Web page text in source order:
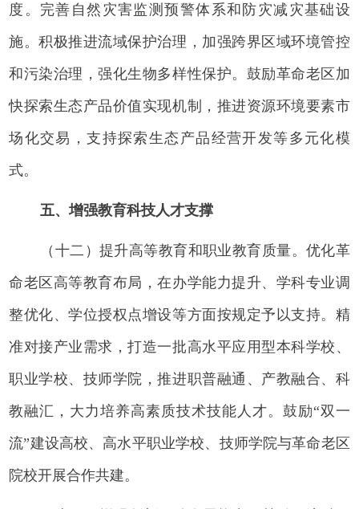
度。完善自然灾害监测预警体系和防灾减灾基础设
施。积极推进流域保护治理，加强跨界区域环境管控
和污染治理，强化生物多样性保护。鼓励革命老区加
快探索生态产品价值实现机制，推进资源环境要素市
场化交易，支持探索生态产品经营开发等多元化模
式。
五、增强教育科技人才支撑
（十二）提升高等教育和职业教育质量。优化革
命老区高等教育布局，在办学能力提升、学科专业调
整优化、学位授权点增设等方面按规定予以支持。精
准对接产业需求，打造一批高水平应用型本科学校、
职业学校、技师学院，推进职普融通、产教融合、科
教融汇，大力培养高素质技术技能人才。鼓励“双一
流”建设高校、高水平职业学校、技师学院与革命老区
院校开展合作共建。